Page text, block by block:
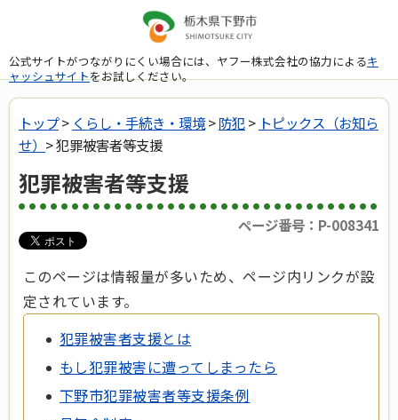
公式サイトがつながりにくい場合には、ヤフー株式会社の協力によるキ
ャッシュサイトをお試しください。
トップ> くらし・手続き・環境>防犯> トピックス（お知ら
せ） > 犯罪被害者等支援
犯罪被害者等支援
ページ番号：P-008341
このページは情報量が多いため、ページ内リンクが設
定されています。
犯罪被害者支援とは
もし犯罪被害に遭ってしまったら
下野市犯罪被害者等支援条例